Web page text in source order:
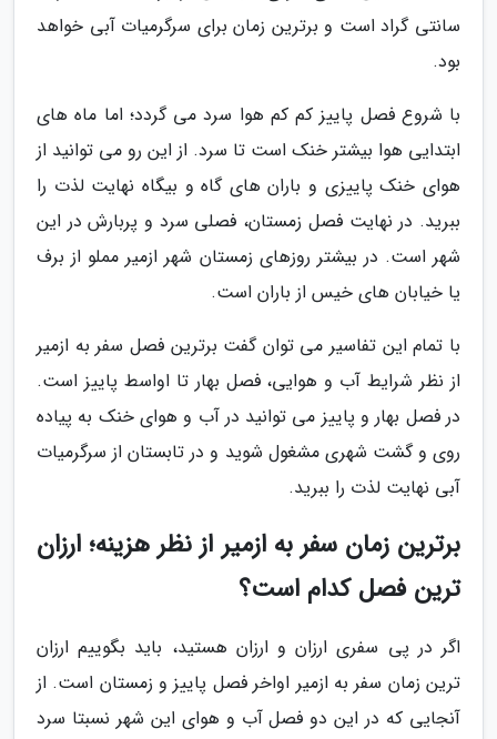
سانتی گراد است و برترین زمان برای سرگرمیات آبی خواهد
بود.
با شروع فصل پاییز کم کم هوا سرد می گردد؛ اما ماه های
ابتدایی هوا بیشتر خنک است تا سرد. از این رو می توانید از
هوای خنک پاییزی و باران های گاه و بیگاه نهایت لذت را
ببرید. در نهایت فصل زمستان، فصلی سرد و پربارش در این
شهر است. در بیشتر روزهای زمستان شهر ازمیر مملو از برف
یا خیابان های خیس از باران است.
با تمام این تفاسیر می توان گفت برترین فصل سفر به ازمیر
از نظر شرایط آب و هوایی، فصل بهار تا اواسط پاییز است.
در فصل بهار و پاییز می توانید در آب و هوای خنک به پیاده
روی و گشت شهری مشغول شوید و در تابستان از سرگرمیات
آبی نهایت لذت را ببرید.
برترین زمان سفر به ازمیر از نظر هزینه؛ ارزان
ترین فصل کدام است؟
اگر در پی سفری ارزان و ارزان هستید، باید بگوییم ارزان
ترین زمان سفر به ازمیر اواخر فصل پاییز و زمستان است. از
آنجایی که در این دو فصل آب و هوای این شهر نسبتا سرد